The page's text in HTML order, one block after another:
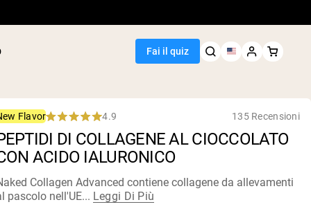
Fai il quiz
Seller
piselli
Flavor
Rated
4.9
out
of
stars
4.9 135 Recensioni
DI COLLAGENE AL CIOCCOLATO
ACIDO IALURONICO
Collagen Advanced contiene collagene da allevamenti
pascolo nell'UE... Leggi Di Più